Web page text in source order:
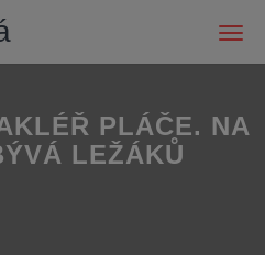
PLÁČE. NA
LEŽÁKŮ